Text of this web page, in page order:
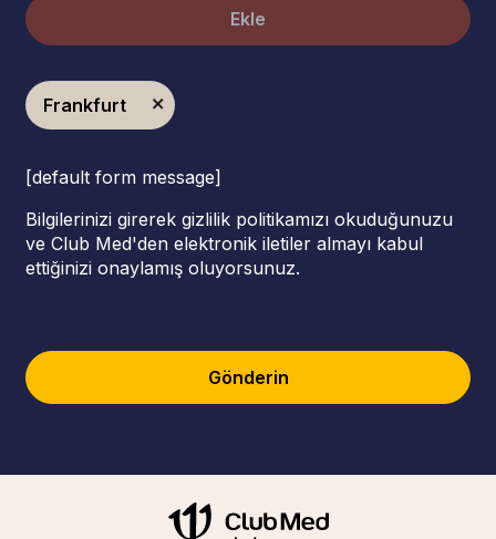
Ekle
Frankfurt
[default form message]
Bilgilerinizi girerek gizlilik politikamızı okuduğunuzu
ve Club Med'den elektronik iletiler almayı kabul
ettiğinizi onaylamış oluyorsunuz.
Gönderin